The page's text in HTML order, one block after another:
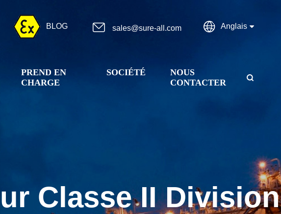
BLOG  sales@sure-all.com  Anglais
PREND EN
CHARGE
SOCIÉTÉ
NOUS
CONTACTER

Classe II Division